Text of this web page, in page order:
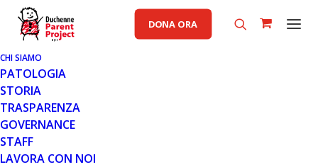
DONA ORA
CHI SIAMO
PATOLOGIA
STORIA
TRASPARENZA
GOVERNANCE
STAFF
LAVORA CON NOI